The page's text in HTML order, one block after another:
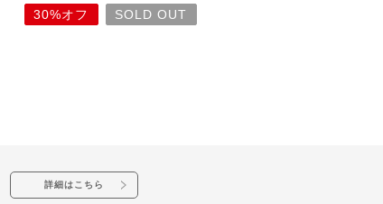
30%オフ SOLD OUT
詳細はこちら